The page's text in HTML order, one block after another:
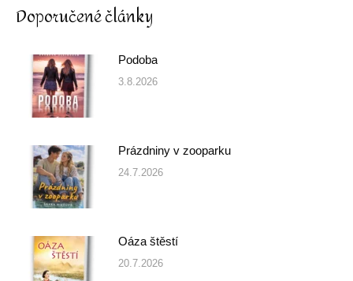
Doporučené články
Podoba
3.8.2026
Prázdniny v zooparku
24.7.2026
Oáza štěstí
20.7.2026